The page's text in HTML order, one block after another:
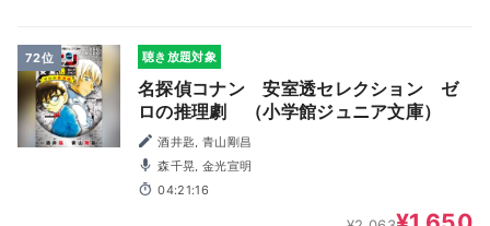
72位 聴き放題対象
名探偵コナン 安室透セレクション ゼ
ロの推理劇 （小学館ジュニア文庫）
酒井匙, 青山剛昌
森千晃, 金光宣明
04:21:16